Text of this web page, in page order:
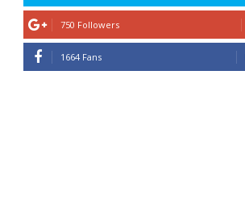
750 Followers
1664 Fans